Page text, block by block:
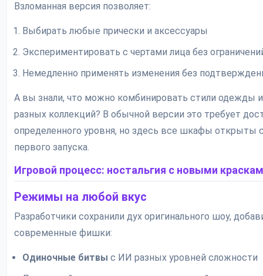
Взломанная версия позволяет:
Выбирать любые прически и аксессуары
Экспериментировать с чертами лица без
Немедленно применять изменения без
А вы знали, что можно комбинировать стили одежды
разных коллекций? В обычной версии это требует
определенного уровня, но здесь все шкафы открыты
первого запуска.
Игровой процесс: ностальгия с новыми
Режимы на любой вкус
Разработчики сохранили дух оригинального шоу,
современные фишки:
Одиночные битвы с ИИ разных уровней сложности